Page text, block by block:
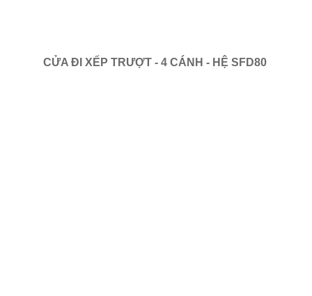
CỬA ĐI XẾP TRƯỢT - 4 CÁNH - HỆ SFD80